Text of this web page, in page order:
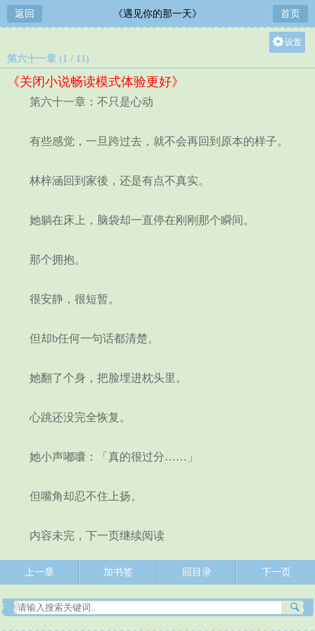
返回 《遇见你的那一天》 首页
设置
第六十一章 (1 / 11)
《关闭小说畅读模式体验更好》
第六十一章：不只是心动
有些感觉，一旦跨过去，就不会再回到原本的样子。
林梓涵回到家後，还是有点不真实。
她躺在床上，脑袋却一直停在刚刚那个瞬间。
那个拥抱。
很安静，很短暂。
但却b任何一句话都清楚。
她翻了个身，把脸埋进枕头里。
心跳还没完全恢复。
她小声嘟囔：「真的很过分……」
但嘴角却忍不住上扬。
内容未完，下一页继续阅读
上一章 加书签 回目录 下一页